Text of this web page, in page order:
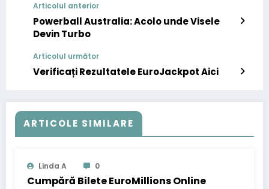
Articolul anterior
Powerball Australia: Acolo unde Visele
Devin Turbo
Articolul următor
Verificați Rezultatele EuroJackpot Aici
ARTICOLE SIMILARE
Linda A 0
Cumpără Bilete EuroMillions Online